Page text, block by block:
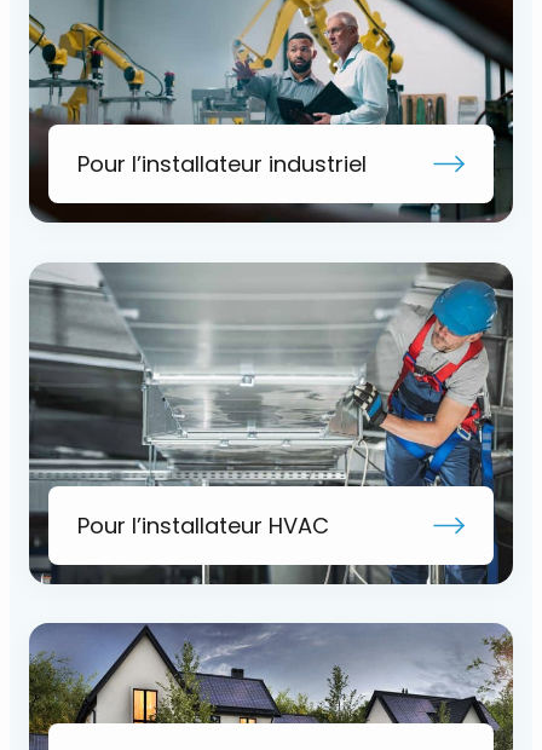
Pour l’installateur industriel
Pour l’installateur HVAC